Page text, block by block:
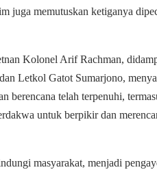
juga memutuskan ketiganya
Kolonel Arif Rachman,
Letkol Gatot Sumarjono,
berencana telah terpenuhi,
untuk berpikir dan
masyarakat, menjadi